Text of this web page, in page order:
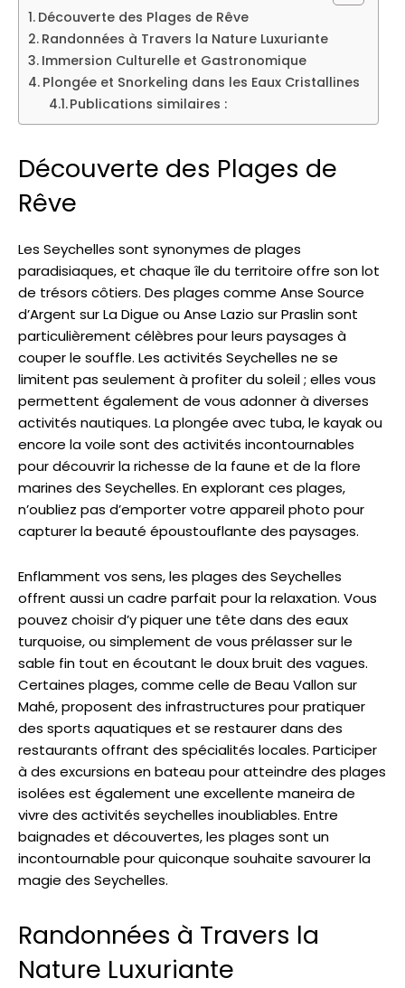
Découverte des Plages de Rêve
Randonnées à Travers la Nature Luxuriante
Immersion Culturelle et Gastronomique
Plongée et Snorkeling dans les Eaux Cristallines
Publications similaires :
Découverte des Plages de
Rêve
Les Seychelles sont synonymes de plages
paradisiaques, et chaque île du territoire offre son lot
de trésors côtiers. Des plages comme Anse Source
d’Argent sur La Digue ou Anse Lazio sur Praslin sont
particulièrement célèbres pour leurs paysages à
couper le souffle. Les activités Seychelles ne se
limitent pas seulement à profiter du soleil ; elles vous
permettent également de vous adonner à diverses
activités nautiques. La plongée avec tuba, le kayak ou
encore la voile sont des activités incontournables
pour découvrir la richesse de la faune et de la flore
marines des Seychelles. En explorant ces plages,
n’oubliez pas d’emporter votre appareil photo pour
capturer la beauté époustouflante des paysages.
Enflamment vos sens, les plages des Seychelles
offrent aussi un cadre parfait pour la relaxation. Vous
pouvez choisir d’y piquer une tête dans des eaux
turquoise, ou simplement de vous prélasser sur le
sable fin tout en écoutant le doux bruit des vagues.
Certaines plages, comme celle de Beau Vallon sur
Mahé, proposent des infrastructures pour pratiquer
des sports aquatiques et se restaurer dans des
restaurants offrant des spécialités locales. Participer
à des excursions en bateau pour atteindre des plages
isolées est également une excellente maneira de
vivre des activités seychelles inoubliables. Entre
baignades et découvertes, les plages sont un
incontournable pour quiconque souhaite savourer la
magie des Seychelles.
Randonnées à Travers la
Nature Luxuriante